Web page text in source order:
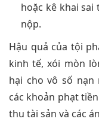
hoặc kê khai
nộp.
Hậu quả của tội
kinh tế, xói mòn
hại cho vô số
các khoản phạt
thu tài sản và các